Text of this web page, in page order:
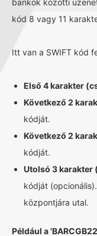
bankok közötti
kód 8 vagy 11
Itt van a SWIFT kód
Első 4 karakter
Következő 2
kódját.
Következő 2
kódját.
Utolsó 3 karakter
kódját
központjára utal.
Például a